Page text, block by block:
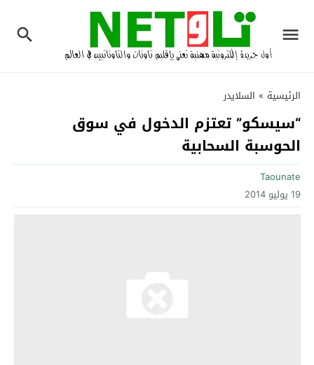
الرئيسية » السلايدر
“سيسكو” تعتزم الدخول في سوق
الحوسبة السحابية
Taounate
19 يوليو 2014